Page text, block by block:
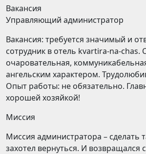
Вакансия
Управляющий администратор
Вакансия: требуется значимый и
сотрудник в отель kvartira-na-chas.
очаровательная,
ангельским характером.
Опыт работы: не обязательно.
хорошей хозяйкой!
Миссия
Миссия администратора – сделать
захотел вернуться. И возвращался